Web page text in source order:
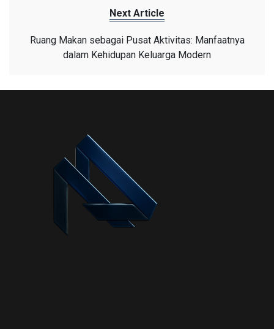
Next Article
Ruang Makan sebagai Pusat Aktivitas: Manfaatnya
dalam Kehidupan Keluarga Modern